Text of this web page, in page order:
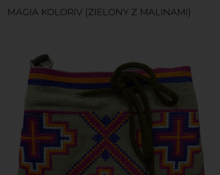
MAGIA KOLORIV (ZIELONY Z MALINAMI)